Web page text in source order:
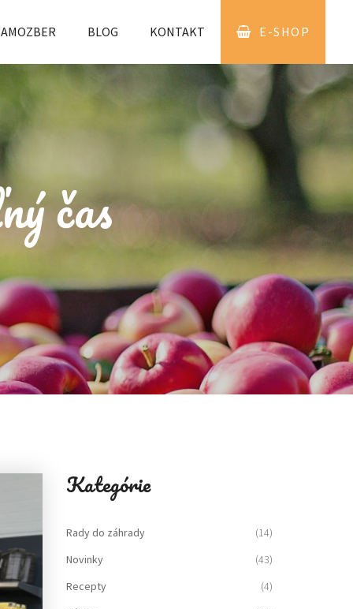
BLOG KONTAKT E-SHOP
čas
Kategórie
Rady do záhrady
(14)
Novinky
(43)
Recepty
(4)